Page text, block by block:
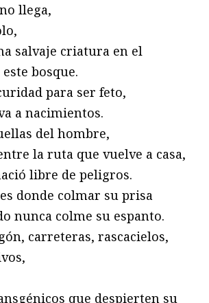
llega,
salvaje criatura en el
bosque.
para ser feto,
a nacimientos.
del hombre,
la ruta que vuelve a casa,
libre de peligros.
donde colmar su prisa
nunca colme su espanto.
carreteras, rascacielos,
que despierten su